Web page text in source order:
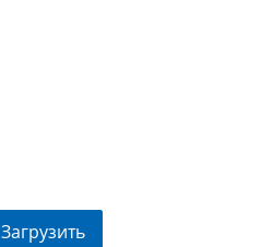
Загрузить